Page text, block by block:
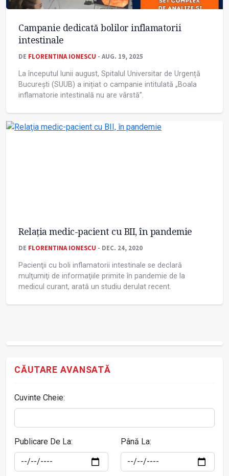
Campanie dedicată bolilor inflamatorii
intestinale
DE FLORENTINA IONESCU - AUG. 19, 2025
La începutul lunii august, Spitalul Universitar de Urgență
București (SUUB) a inițiat o campanie intitulată „Boala
inflamatorie intestinală nu are vârstă”.
Relaţia medic-pacient cu BII, în pandemie
DE FLORENTINA IONESCU - DEC. 24, 2020
Pacienţii cu boli inflamatorii intestinale se declară
mulţumiţi de informaţiile primite în pandemie de la
medicul curant, arată un studiu derulat recent.
CĂUTARE AVANSATĂ
Cuvinte Cheie:
Publicare De La: Până La: